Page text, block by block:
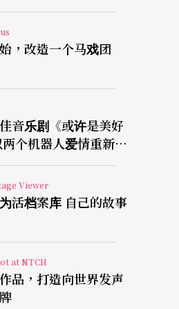
，改造一个马戏团
音乐剧《或许是美好
个机器人爱情重新凝
Viewer
活档案库 自己的故事
at NTCH
品，打造向世界发声